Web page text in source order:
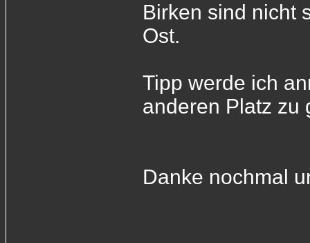
Birken sind nicht
Ost.
Tipp werde ich
anderen Platz zu
Danke nochmal